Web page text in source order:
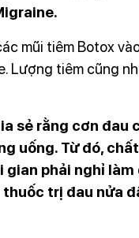
mũi tiêm Botox
Lượng tiêm cũng
sẻ rằng cơn đau
uống. Từ đó,
phải nghỉ
trị đau nửa